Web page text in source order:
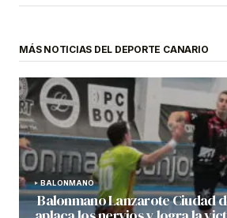
MÁS NOTICIAS DEL DEPORTE CANARIO
BALONMANO
Balonmano Lanzarote Ciudad